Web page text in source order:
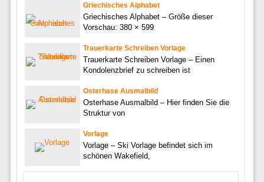
Griechisches Alphabet
Griechisches Alphabet – Größe dieser
Vorschau: 380 × 599
Trauerkarte Schreiben Vorlage
Trauerkarte Schreiben Vorlage – Einen
Kondolenzbrief zu schreiben ist
Osterhase Ausmalbild
Osterhase Ausmalbild – Hier finden Sie die
Struktur von
Vorlage
Vorlage – Ski Vorlage befindet sich im
schönen Wakefield,